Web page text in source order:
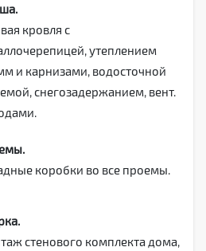
кровля с
утеплением
и карнизами, водосточной
снегозадержанием, вент.
коробки во все проемы.
стенового комплекта дома,